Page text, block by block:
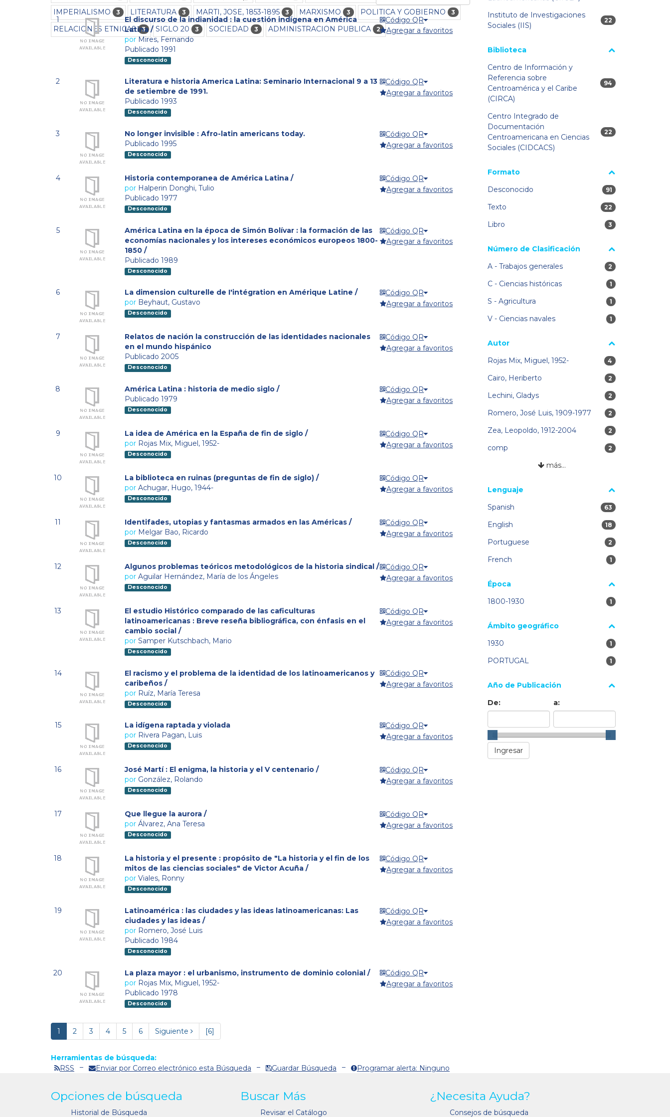
IMPERIALISMO 3 LITERATURA 3 MARTI, JOSE, 1853-1895 3 MARXISMO 3 POLITICA Y GOBIERNO 3
RELACIONES ETNICAS 3 SIGLO 20 3 SOCIEDAD 3 ADMINISTRACION PUBLICA 2
1
El discurso de la indianidad : la cuestión indígena en América
Latina /
porMires, Fernando
Publicado 1991
Desconocido
Código QR
Agregar a favoritos
2
Literatura e historia America Latina: Seminario Internacional 9 a 13
de setiembre de 1991.
Publicado 1993
Desconocido
Código QR
Agregar a favoritos
3
No longer invisible : Afro-latin americans today.
Publicado 1995
Desconocido
Código QR
Agregar a favoritos
4
Historia contemporanea de América Latina /
por Halperin Donghi, Tulio
Publicado 1977
Desconocido
Código QR
Agregar a favoritos
5
América Latina en la época de Simón Bolívar : la formación de las
economías nacionales y los intereses económicos europeos 1800-
1850 /
Publicado 1989
Desconocido
Código QR
Agregar a favoritos
6
La dimension culturelle de I'intégration en Amérique Latine /
por Beyhaut, Gustavo
Desconocido
Código QR
Agregar a favoritos
7
Relatos de nación la construcción de las identidades nacionales
en el mundo hispánico
Publicado 2005
Desconocido
Código QR
Agregar a favoritos
8
América Latina : historia de medio siglo /
Publicado 1979
Desconocido
Código QR
Agregar a favoritos
9
La idea de América en la España de fin de siglo /
por Rojas Mix, Miguel, 1952-
Desconocido
Código QR
Agregar a favoritos
10
La biblioteca en ruinas (preguntas de fin de siglo) /
por Achugar, Hugo, 1944-
Desconocido
Código QR
Agregar a favoritos
11
Identifades, utopias y fantasmas armados en las Américas /
por Melgar Bao, Ricardo
Desconocido
Código QR
Agregar a favoritos
12
Algunos problemas teóricos metodológicos de la historia sindical /
por Aguilar Hernández, María de los Ángeles
Desconocido
Código QR
Agregar a favoritos
13
El estudio Histórico comparado de las caficulturas
latinoamericanas : Breve reseña bibliográfica, con énfasis en el
cambio social /
por Samper Kutschbach, Mario
Desconocido
Código QR
Agregar a favoritos
14
El racismo y el problema de la identidad de los latinoamericanos y
caribeños /
por Ruíz, María Teresa
Desconocido
Código QR
Agregar a favoritos
15
La idígena raptada y violada
por Rivera Pagan, Luis
Desconocido
Código QR
Agregar a favoritos
16
José Martí : El enigma, la historia y el V centenario /
por González, Rolando
Desconocido
Código QR
Agregar a favoritos
17
Que llegue la aurora /
por Álvarez, Ana Teresa
Desconocido
Código QR
Agregar a favoritos
18
La historia y el presente : propósito de "La historia y el fin de los
mitos de las ciencias sociales" de Victor Acuña /
por Viales, Ronny
Desconocido
Código QR
Agregar a favoritos
19
Latinoamérica : las ciudades y las ideas latinoamericanas: Las
ciudades y las ideas /
por Romero, José Luis
Publicado 1984
Desconocido
Código QR
Agregar a favoritos
20
La plaza mayor : el urbanismo, instrumento de dominio colonial /
por Rojas Mix, Miguel, 1952-
Publicado 1978
Desconocido
Código QR
Agregar a favoritos
1 2 3 4 5 6 Siguiente [6]
Herramientas de búsqueda:
RSS
Enviar por Correo electrónico esta Búsqueda Guardar Búsqueda Programar alerta: Ninguno
Instituto de Investigaciones
Sociales (IIS)
22 resultados
22
Biblioteca
Centro de Información y
Referencia sobre
Centroamérica y el Caribe
(CIRCA)
94 resultados
94
Centro Integrado de
Documentación
Centroamericana en Ciencias
Sociales (CIDCACS)
22 resultados
22
Formato
Desconocido
91 resultados
91
Texto 22 resultados
22
Libro 3 resultados
3
Número de Clasificación
A - Trabajos generales
2 resultados
2
C - Ciencias históricas 1 resultados
1
S - Agricultura 1 resultados
1
V - Ciencias navales 1 resultados
1
Autor
Rojas Mix, Miguel, 1952-
4 resultados
4
Cairo, Heriberto 2 resultados
2
Lechini, Gladys 2 resultados
2
Romero, José Luis, 1909-1977 2 resultados
2
Zea, Leopoldo, 1912-2004 2 resultados
2
comp 2 resultados
2
más…
Lenguaje
Spanish
63 resultados
63
English 18 resultados
18
Portuguese 2 resultados
2
French 1 resultados
1
Época
1800-1930
1 resultados
1
Ámbito geográfico
1930
1 resultados
1
PORTUGAL 1 resultados
1
Año de Publicación
De:
a:
Opciones de búsqueda
Historial de Búsqueda
Buscar Más
Revisar el Catálogo
¿Necesita Ayuda?
Consejos de búsqueda